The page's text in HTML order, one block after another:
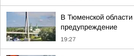
В Тюменской
предупреждение
19:27